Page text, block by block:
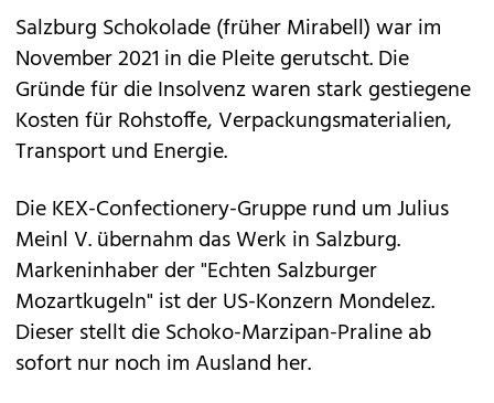
Salzburg Schokolade (früher Mirabell) war im
November 2021 in die Pleite gerutscht. Die
Gründe für die Insolvenz waren stark gestiegene
Kosten für Rohstoffe, Verpackungsmaterialien,
Transport und Energie.
Die KEX-Confectionery-Gruppe rund um Julius
Meinl V. übernahm das Werk in Salzburg.
Markeninhaber der "Echten Salzburger
Mozartkugeln" ist der US-Konzern Mondelez.
Dieser stellt die Schoko-Marzipan-Praline ab
sofort nur noch im Ausland her.